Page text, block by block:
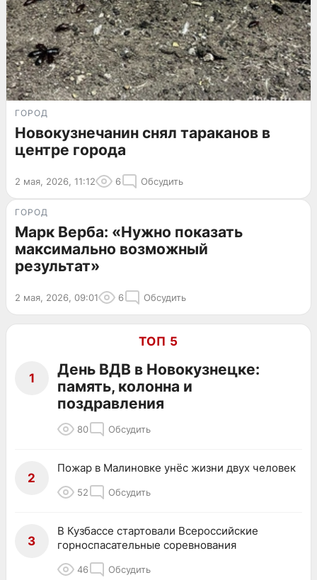
ГОРОД
Новокузнечанин снял тараканов в
центре города
2 мая, 2026, 11:12 6 Обсудить
ГОРОД
Марк Верба: «Нужно показать
максимально возможный
результат»
2 мая, 2026, 09:01 6 Обсудить
ТОП 5
1
День ВДВ в Новокузнецке:
память, колонна и
поздравления
80 Обсудить
2
Пожар в Малиновке унёс жизни двух человек
52 Обсудить
3
В Кузбассе стартовали Всероссийские
горноспасательные соревнования
46 Обсудить